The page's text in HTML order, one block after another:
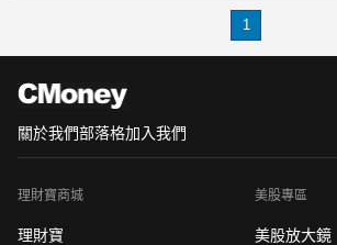
價在週一盤後交易中
1
關於我們部落格加入我們
理財寶商城
理財寶
美股專區
美股放大鏡